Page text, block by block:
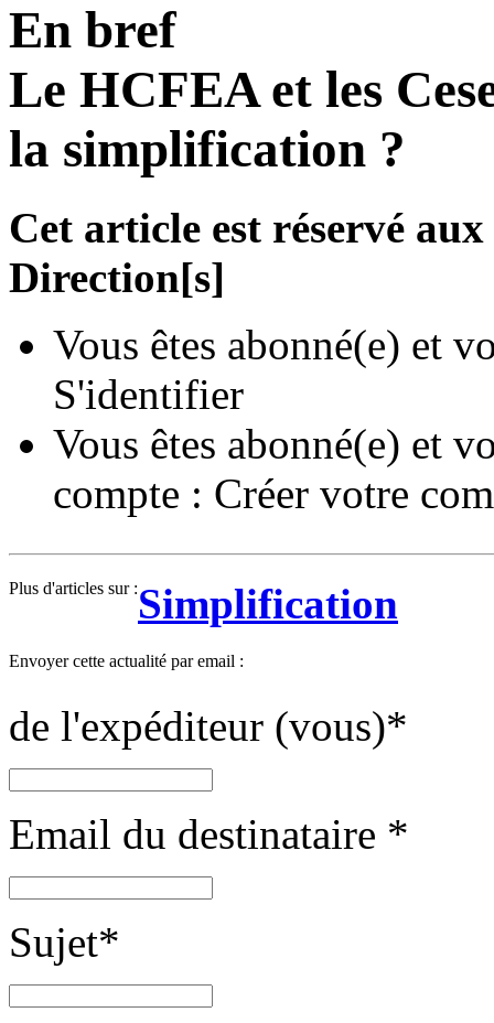
En bref
Le HCFEA et les
la simplification ?
Cet article est réservé
Direction[s]
Vous êtes abonné(e) et
S'identifier
Vous êtes abonné(e) et
compte : Créer votre
Plus d'articles sur :Simplification
Envoyer cette actualité par email :
de l'expéditeur (vous)*
Email du destinataire *
Sujet*